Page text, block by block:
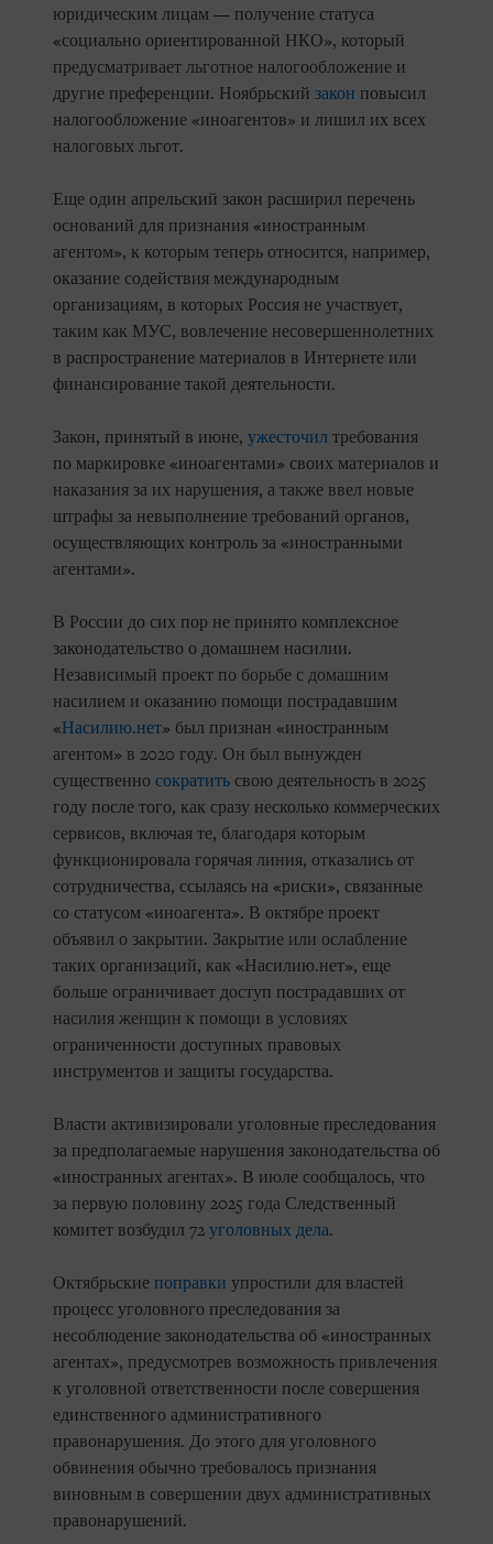
юридическим лицам — получение статуса
«социально ориентированной НКО», который
предусматривает льготное налогообложение и
другие преференции. Ноябрьский закон повысил
налогообложение «иноагентов» и лишил их всех
налоговых льгот.
Еще один апрельский закон расширил перечень
оснований для признания «иностранным
агентом», к которым теперь относится, например,
оказание содействия международным
организациям, в которых Россия не участвует,
таким как МУС, вовлечение несовершеннолетних
в распространение материалов в Интернете или
финансирование такой деятельности.
Закон, принятый в июне, ужесточил требования
по маркировке «иноагентами» своих материалов и
наказания за их нарушения, а также ввел новые
штрафы за невыполнение требований органов,
осуществляющих контроль за «иностранными
агентами».
В России до сих пор не принято комплексное
законодательство о домашнем насилии.
Независимый проект по борьбе с домашним
насилием и оказанию помощи пострадавшим
«Насилию.нет» был признан «иностранным
агентом» в 2020 году. Он был вынужден
существенно сократить свою деятельность в 2025
году после того, как сразу несколько коммерческих
сервисов, включая те, благодаря которым
функционировала горячая линия, отказались от
сотрудничества, ссылаясь на «риски», связанные
со статусом «иноагента». В октябре проект
объявил о закрытии. Закрытие или ослабление
таких организаций, как «Насилию.нет», еще
больше ограничивает доступ пострадавших от
насилия женщин к помощи в условиях
ограниченности доступных правовых
инструментов и защиты государства.
Власти активизировали уголовные преследования
за предполагаемые нарушения законодательства об
«иностранных агентах». В июле сообщалось, что
за первую половину 2025 года Следственный
комитет возбудил 72 уголовных дела.
Октябрьские поправки упростили для властей
процесс уголовного преследования за
несоблюдение законодательства об «иностранных
агентах», предусмотрев возможность привлечения
к уголовной ответственности после совершения
единственного административного
правонарушения. До этого для уголовного
обвинения обычно требовалось признания
виновным в совершении двух административных
правонарушений.